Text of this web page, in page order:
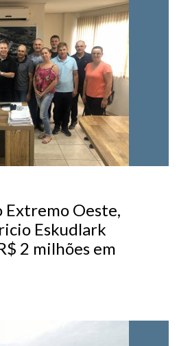
Oeste,
Eskudlark
2 milhões em